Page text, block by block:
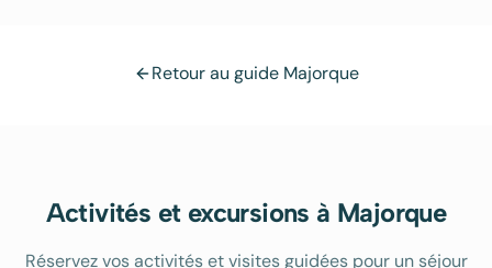
Retour au guide Majorque
Activités et excursions à Majorque
Réservez vos activités et visites guidées pour un séjour